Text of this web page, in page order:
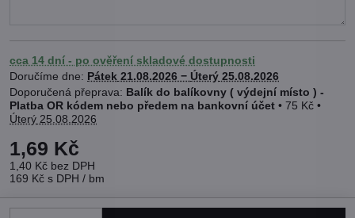
cca 14 dní - po ověření skladové dostupnosti
Doručíme dne: Pátek 21.08.2026 − Úterý 25.08.2026
Balík do balíkovny ( výdejní místo ) -
Platba OR kódem nebo předem na bankovní účet • 75 Kč •
Úterý 25.08.2026
1,69 Kč
1,40 Kč bez DPH
169 Kč s DPH / bm